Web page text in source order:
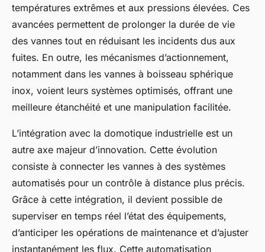
températures extrêmes et aux pressions élevées. Ces
avancées permettent de prolonger la durée de vie
des vannes tout en réduisant les incidents dus aux
fuites. En outre, les mécanismes d’actionnement,
notamment dans les vannes à boisseau sphérique
inox, voient leurs systèmes optimisés, offrant une
meilleure étanchéité et une manipulation facilitée.
L’intégration avec la domotique industrielle est un
autre axe majeur d’innovation. Cette évolution
consiste à connecter les vannes à des systèmes
automatisés pour un contrôle à distance plus précis.
Grâce à cette intégration, il devient possible de
superviser en temps réel l’état des équipements,
d’anticiper les opérations de maintenance et d’ajuster
instantanément les flux. Cette automatisation